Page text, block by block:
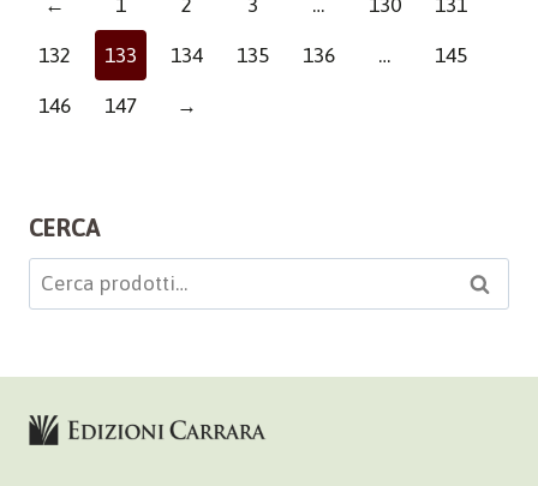
132 133 134 135 136 … 145
146 147 →
CERCA
Cerca: Cerca